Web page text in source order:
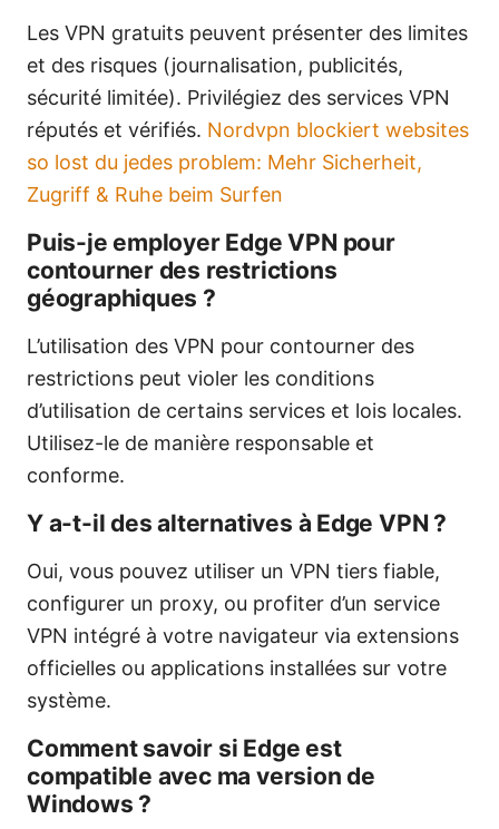
Les VPN gratuits peuvent présenter des limites
et des risques (journalisation, publicités,
sécurité limitée). Privilégiez des services VPN
réputés et vérifiés. Nordvpn blockiert websites
so lost du jedes problem: Mehr Sicherheit,
Zugriff & Ruhe beim Surfen
Puis-je employer Edge VPN pour
contourner des restrictions
géographiques ?
L’utilisation des VPN pour contourner des
restrictions peut violer les conditions
d’utilisation de certains services et lois locales.
Utilisez-le de manière responsable et
conforme.
Y a-t-il des alternatives à Edge VPN ?
Oui, vous pouvez utiliser un VPN tiers fiable,
configurer un proxy, ou profiter d’un service
VPN intégré à votre navigateur via extensions
officielles ou applications installées sur votre
système.
Comment savoir si Edge est
compatible avec ma version de
Windows ?